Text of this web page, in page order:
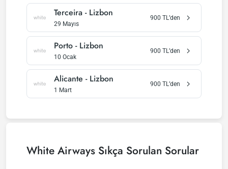
Terceira - Lizbon
29 Mayıs
900 TL’den
Porto - Lizbon
10 Ocak
900 TL’den
Alicante - Lizbon
1 Mart
900 TL’den
White Airways Sıkça Sorulan Sorular